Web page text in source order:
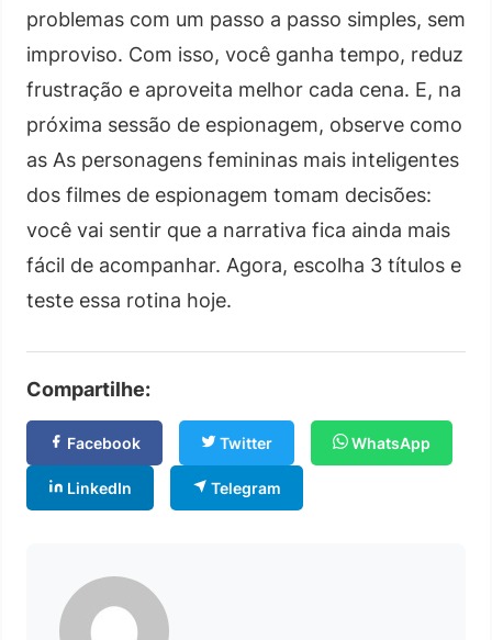
problemas com um passo a passo simples, sem
improviso. Com isso, você ganha tempo, reduz
frustração e aproveita melhor cada cena. E, na
próxima sessão de espionagem, observe como
as As personagens femininas mais inteligentes
dos filmes de espionagem tomam decisões:
você vai sentir que a narrativa fica ainda mais
fácil de acompanhar. Agora, escolha 3 títulos e
teste essa rotina hoje.
Compartilhe:
Facebook Twitter WhatsApp
LinkedIn Telegram